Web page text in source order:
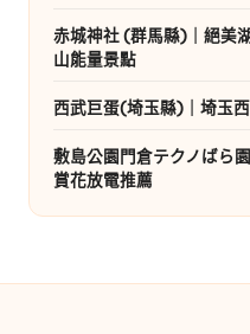
赤城神社 (群馬縣)｜絕美
山能量景點
西武巨蛋(埼玉縣)｜埼玉
敷島公園門倉テクノばら
賞花放電推薦